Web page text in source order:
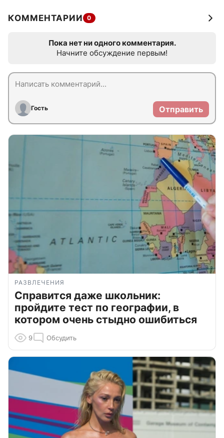
КОММЕНТАРИИ 0
Пока нет ни одного комментария.
Начните обсуждение первым!
Гость Отправить
РАЗВЛЕЧЕНИЯ
Справится даже школьник:
пройдите тест по географии, в
котором очень стыдно ошибиться
9 Обсудить